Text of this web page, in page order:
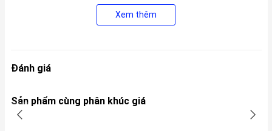
Xem thêm
Đánh giá
Sản phẩm cùng phân khúc giá